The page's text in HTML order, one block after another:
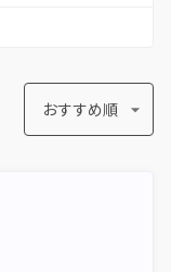
おすすめ順